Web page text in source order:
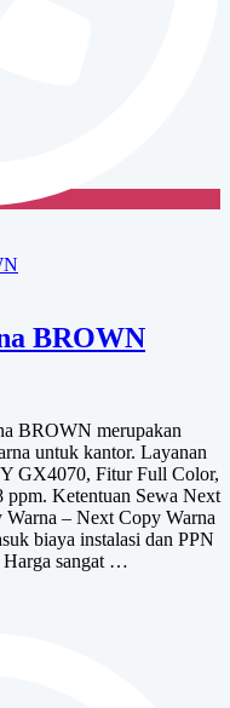
BROWN
BROWN merupakan
untuk kantor. Layanan
GX4070, Fitur Full Color,
ppm. Ketentuan Sewa Next
– Next Copy Warna
biaya instalasi dan PPN
sangat …